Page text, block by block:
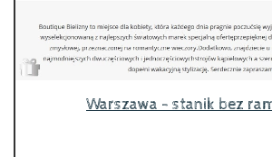
Warszawa - stanik bez